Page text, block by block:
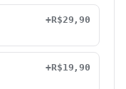
+R$29,90
+R$19,90